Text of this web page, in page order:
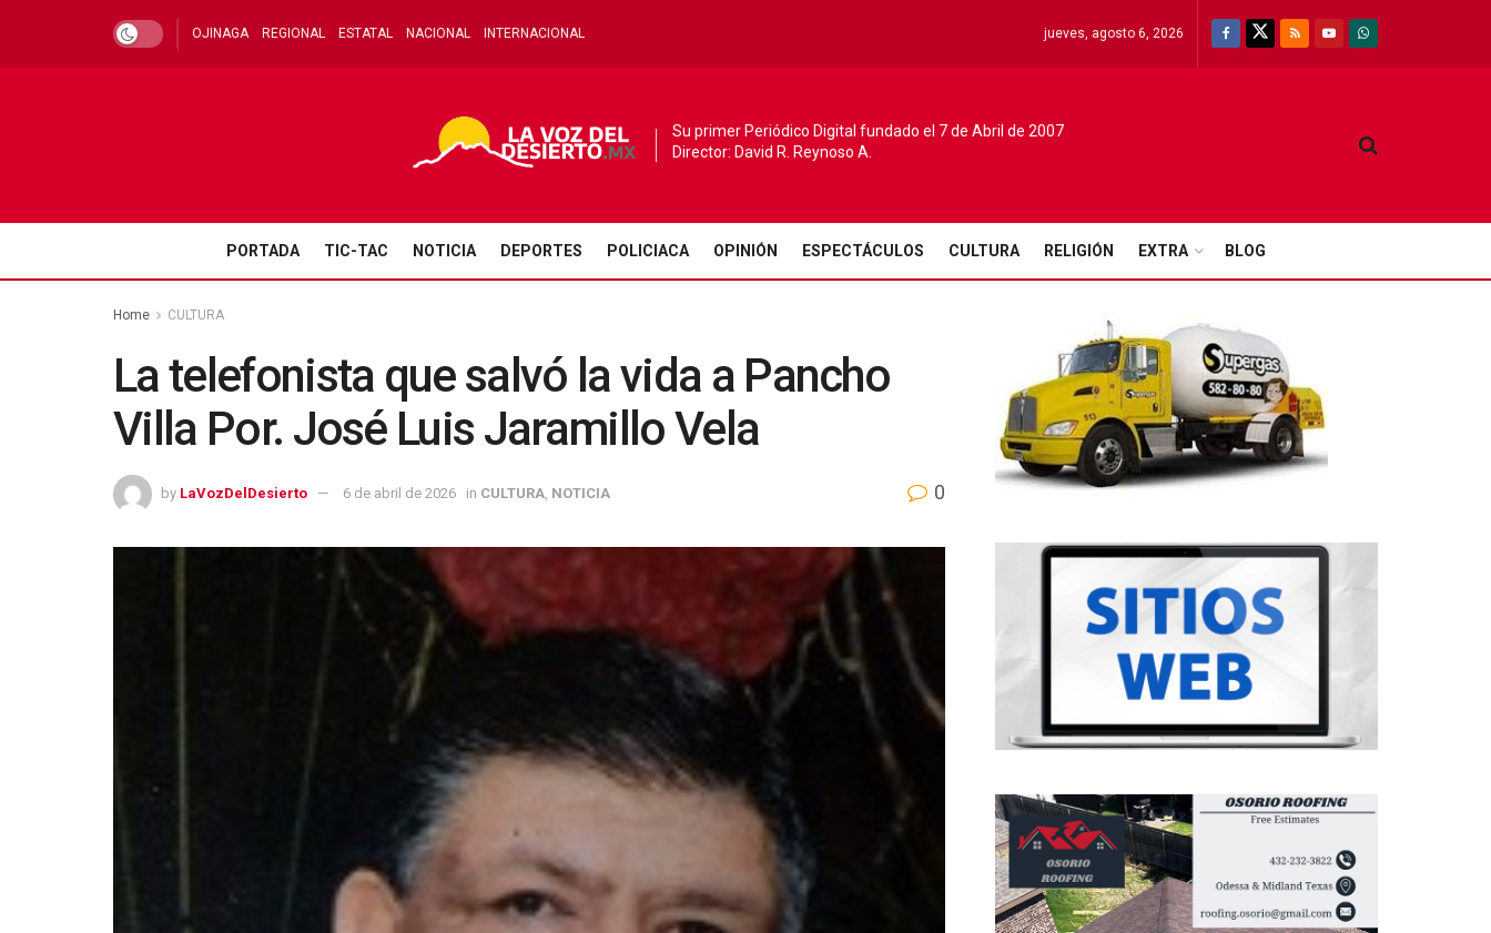
OJINAGA REGIONAL ESTATAL NACIONAL INTERNACIONAL jueves, agosto 6, 2026
Su primer Periódico Digital fundado el 7 de Abril de 2007
Director: David R. Reynoso A.
PORTADA TIC-TAC NOTICIA DEPORTES POLICIACA OPINIÓN ESPECTÁCULOS CULTURA RELIGIÓN EXTRA BLOG
Home CULTURA
La telefonista que salvó la vida a Pancho
Villa Por. José Luis Jaramillo Vela
by LaVozDelDesierto 6 de abril de 2026 in CULTURA NOTICIA 0